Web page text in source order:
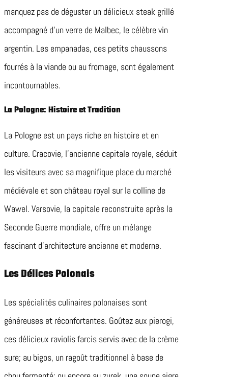
manquez pas de déguster un délicieux steak grillé
accompagné d’un verre de Malbec, le célèbre vin
argentin. Les empanadas, ces petits chaussons
fourrés à la viande ou au fromage, sont également
incontournables.
La Pologne: Histoire et Tradition
La Pologne est un pays riche en histoire et en
culture. Cracovie, l’ancienne capitale royale, séduit
les visiteurs avec sa magnifique place du marché
médiévale et son château royal sur la colline de
Wawel. Varsovie, la capitale reconstruite après la
Seconde Guerre mondiale, offre un mélange
fascinant d’architecture ancienne et moderne.
Les Délices Polonais
Les spécialités culinaires polonaises sont
généreuses et réconfortantes. Goûtez aux pierogi,
ces délicieux raviolis farcis servis avec de la crème
sure; au bigos, un ragoût traditionnel à base de